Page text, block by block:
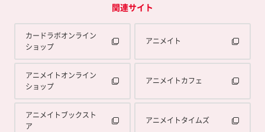
関連サイト
カードラボオンライン
ショップ
アニメイト
アニメイトオンライン
ショップ
アニメイトカフェ
アニメイトブックスト
ア
アニメイトタイムズ